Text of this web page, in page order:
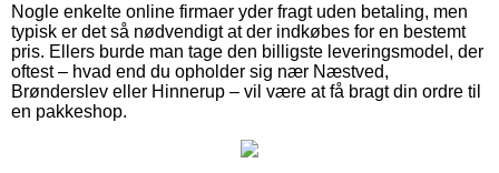
Nogle enkelte online firmaer yder fragt uden betaling, men
typisk er det så nødvendigt at der indkøbes for en bestemt
pris. Ellers burde man tage den billigste leveringsmodel, der
oftest – hvad end du opholder sig nær Næstved,
Brønderslev eller Hinnerup – vil være at få bragt din ordre til
en pakkeshop.